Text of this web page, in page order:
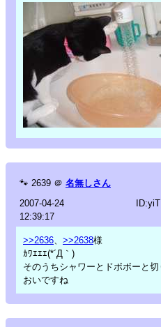
🐾 2639 ＠ 名無しさん
2007-04-24
12:39:17
>>2636 >>2638様
ｶﾜｴｴｴ(*´Д｀)
そのうちシャワーとドボボーと
おいですね